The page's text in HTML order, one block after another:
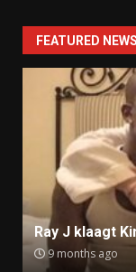
FEATURED NEWS
Ray J klaagt
9 months ago